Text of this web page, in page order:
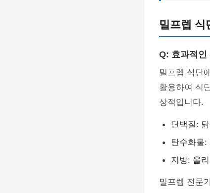
밀프렙 식
Q: 효과적인
밀프렙 식단
활용하여 식
상적입니다.
단백질:
탄수화물:
지방: 올
밀프렙 전문